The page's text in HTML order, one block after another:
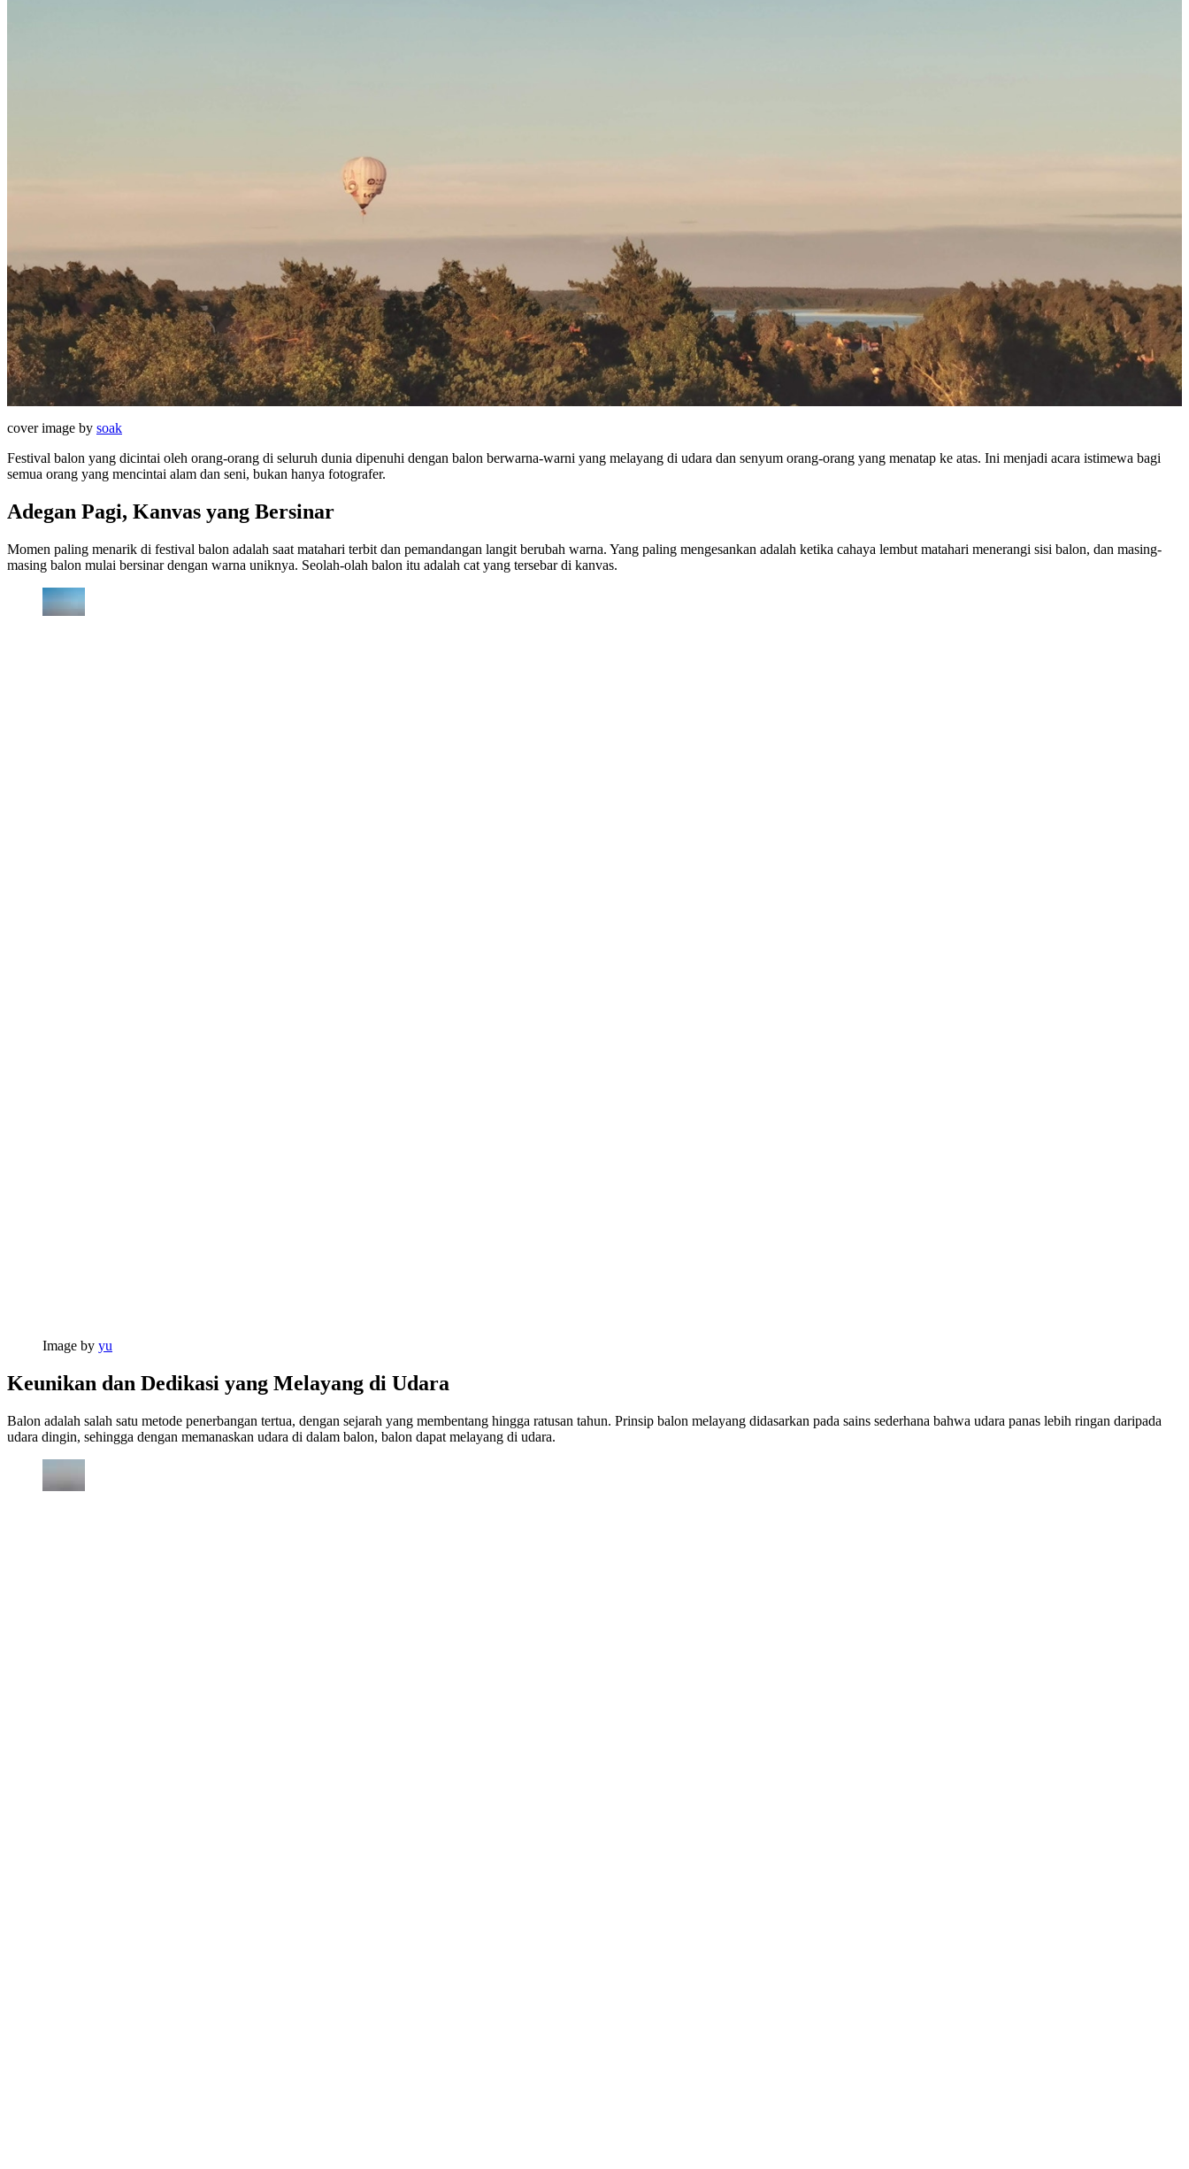
cover image by soak
Festival balon yang dicintai oleh orang-orang di seluruh dunia dipenuhi dengan balon berwarna-warni yang melayang di udara dan senyum orang-orang yang menatap ke atas. Ini menjadi acara istimewa bagi
semua orang yang mencintai alam dan seni, bukan hanya fotografer.
Adegan Pagi, Kanvas yang Bersinar
Momen paling menarik di festival balon adalah saat matahari terbit dan pemandangan langit berubah warna. Yang paling mengesankan adalah ketika cahaya lembut matahari menerangi sisi balon, dan masing-
masing balon mulai bersinar dengan warna uniknya. Seolah-olah balon itu adalah cat yang tersebar di kanvas.
Image by yu
Keunikan dan Dedikasi yang Melayang di Udara
Balon adalah salah satu metode penerbangan tertua, dengan sejarah yang membentang hingga ratusan tahun. Prinsip balon melayang didasarkan pada sains sederhana bahwa udara panas lebih ringan daripada
udara dingin, sehingga dengan memanaskan udara di dalam balon, balon dapat melayang di udara.